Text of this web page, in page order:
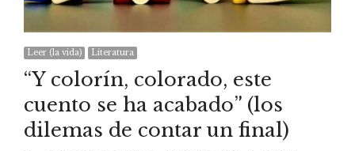
Leer (la vida) Literatura
“Y colorín, colorado, este
cuento se ha acabado” (los
dilemas de contar un final)